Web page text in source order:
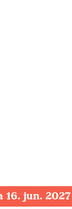
16. jun. 2027